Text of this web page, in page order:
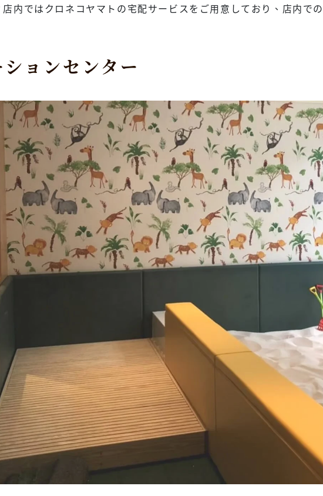
内ではクロネコヤマトの宅配サービスをご用意しており、店内
ョンセンター